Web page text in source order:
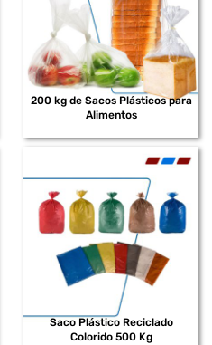
200 kg de Sacos Plásticos para
Alimentos
Saco Plástico Reciclado
Colorido 500 Kg